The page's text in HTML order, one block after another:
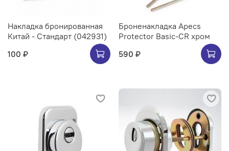
Накладка бронированная
Китай - Стандарт (042931)
100 ₽
Броненакладка Apecs
Protector Basic-CR хром
590 ₽